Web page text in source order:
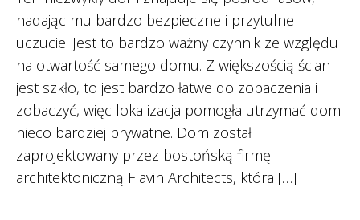
nadając mu bardzo bezpieczne i przytulne
uczucie. Jest to bardzo ważny czynnik ze względu
na otwartość samego domu. Z większością ścian
jest szkło, to jest bardzo łatwe do zobaczenia i
zobaczyć, więc lokalizacja pomogła utrzymać dom
nieco bardziej prywatne. Dom został
zaprojektowany przez bostońską firmę
architektoniczną Flavin Architects, która […]